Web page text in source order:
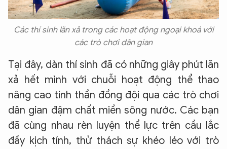
Các thí sinh lăn xả trong các hoạt động ngoại khoá với
các trò chơi dân gian
Tại đây, dàn thí sinh đã có những giây phút lăn
xả hết mình với chuỗi hoạt động thể thao
nâng cao tinh thần đồng đội qua các trò chơi
dân gian đậm chất miền sông nước. Các bạn
đã cùng nhau rèn luyện thể lực trên cầu lắc
đầy kịch tính, thử thách sự khéo léo với trò